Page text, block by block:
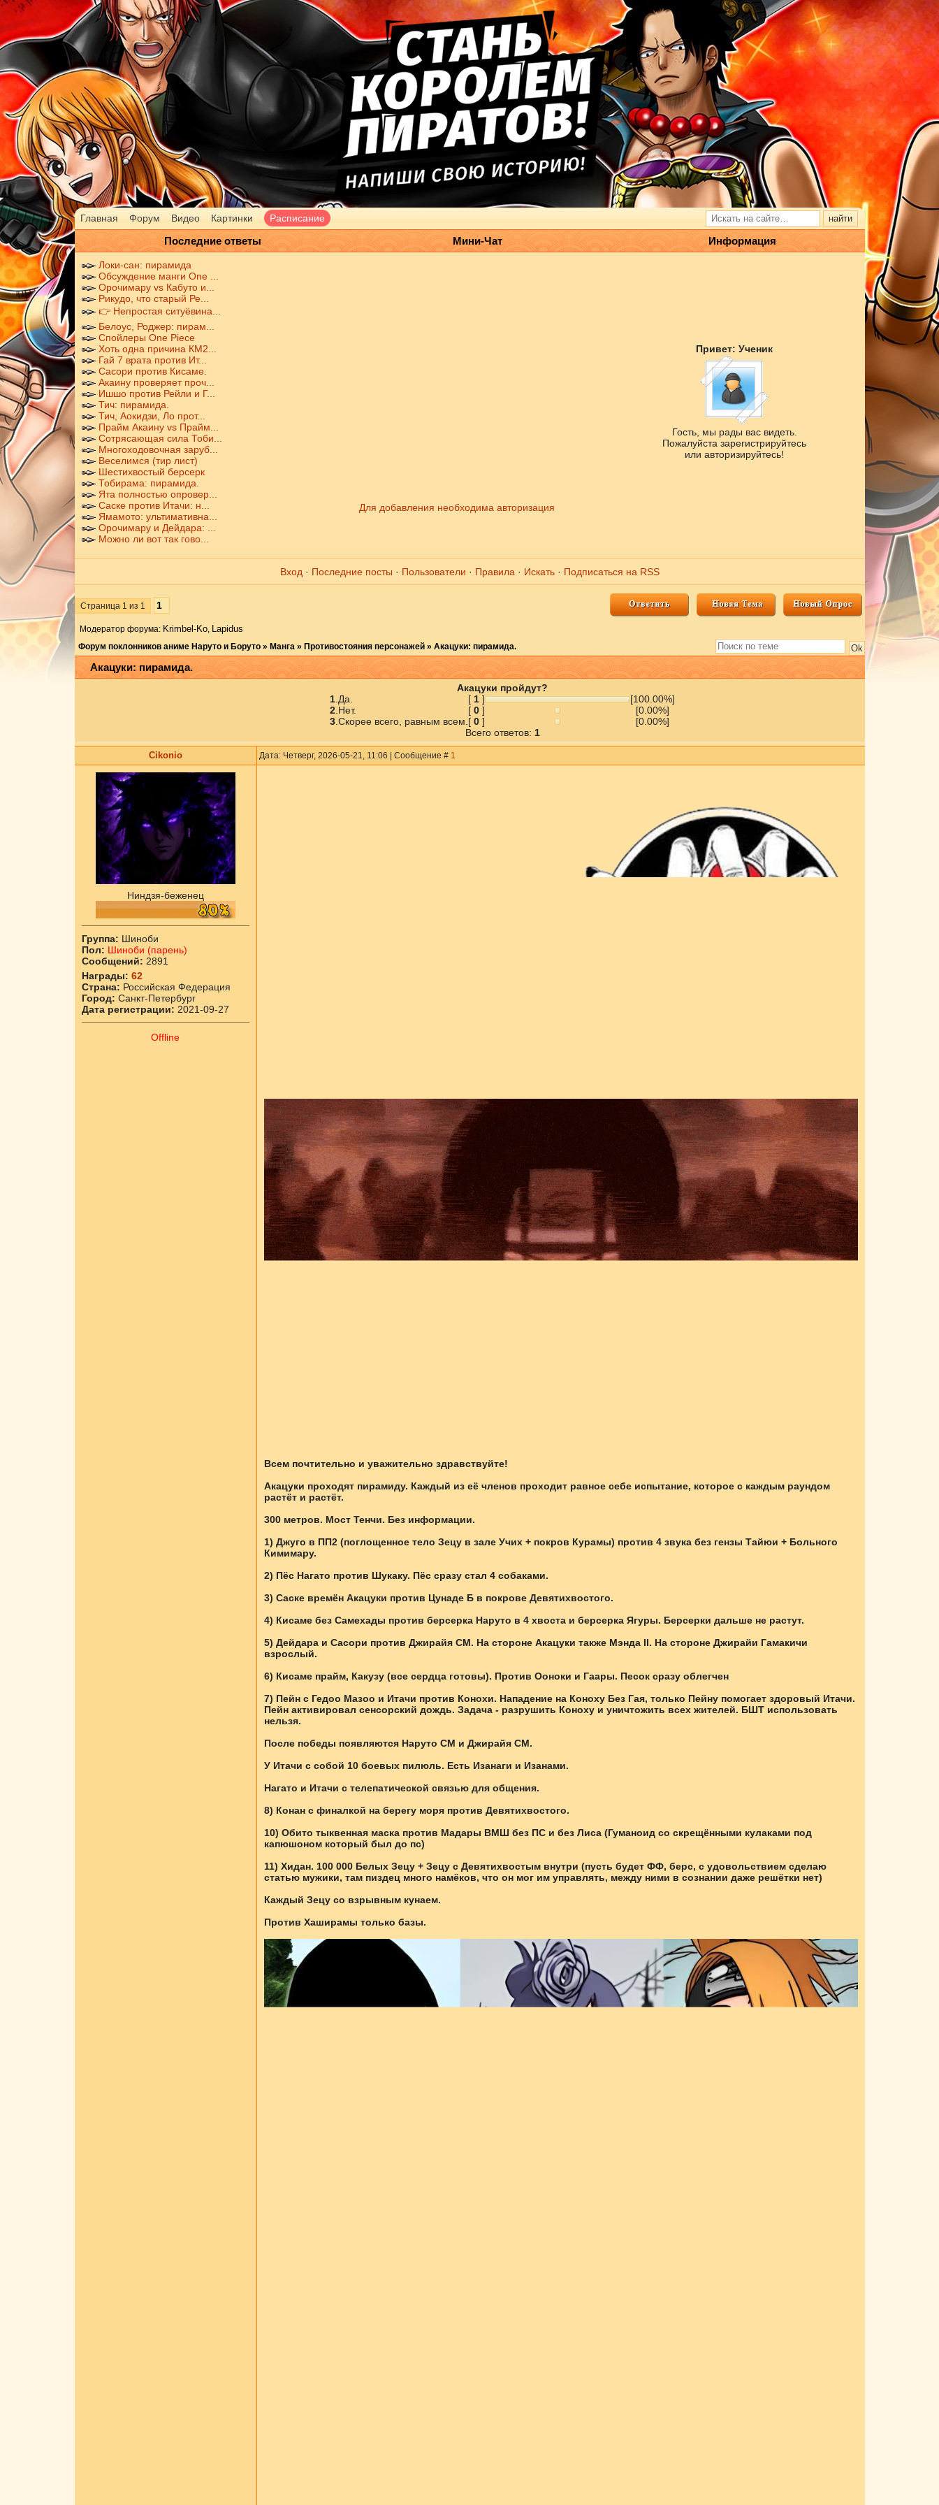
Главная Форум Видео Картинки Расписание
Последние ответы Мини-Чат Информация
Локи-сан: пирамида
Обсуждение манги One ...
Орочимару vs Кабуто и...
Рикудо, что старый Ре...
👉 Непростая ситуёвина...
Белоус, Роджер: пирам...
Спойлеры One Piece
Хоть одна причина КМ2...
Гай 7 врата против Ит...
Сасори против Кисаме.
Акаину проверяет проч...
Ишшо против Рейли и Г...
Тич: пирамида.
Тич, Аокидзи, Ло прот...
Прайм Акаину vs Прайм...
Сотрясающая сила Тоби...
Многоходовочная заруб...
Веселимся (тир лист)
Шестихвостый берсерк
Тобирама: пирамида.
Ята полностью опровер...
Саске против Итачи: н...
Ямамото: ультимативна...
Орочимару и Дейдара: ...
Можно ли вот так гово...
Для добавления необходима авторизация
Привет: Ученик
Гость, мы рады вас видеть.
Пожалуйста зарегистрируйтесь
или авторизируйтесь!
Вход · Последние посты · Пользователи · Правила · Искать· Подписаться на RSS
Страница 1 из 1 1
Модератор форума: Krimbel-Ko, Lapidus
Форум поклонников аниме Наруто и Боруто » Манга » Противостояния персонажей » Акацуки: пирамида.
Акацуки: пирамида.
Акацуки пройдут?
1 Да. [ 1 ]
[100.00%]
2 Нет. [ 0 ]
[0.00%]
3 Скорее всего, равным всем. [ 0 ]
[0.00%]
Всего ответов: 1
Cikоnio Дата: Четверг, 2026-05-21, 11:06 | Сообщение # 1
Ниндзя-беженец
Группа: Шиноби
Пол: Шиноби (парень)
Сообщений: 2891
Награды: 62
Страна: Российская Федерация
Город: Санкт-Петербург
Дата регистрации: 2021-09-27
Offline
Всем почтительно и уважительно здравствуйте!
Акацуки проходят пирамиду. Каждый из её членов проходит равное себе испытание, которое с каждым раундом
растёт и растёт.
300 метров. Мост Тенчи. Без информации.
1) Джуго в ПП2 (поглощенное тело Зецу в зале Учих + покров Курамы) против 4 звука без гензы Тайюи + Больного
Кимимару.
2) Пёс Нагато против Шукаку. Пёс сразу стал 4 собаками.
3) Саске времён Акацуки против Цунаде Б в покрове Девятихвостого.
4) Кисаме без Самехады против берсерка Наруто в 4 хвоста и берсерка Ягуры. Берсерки дальше не растут.
5) Дейдара и Сасори против Джирайя СМ. На стороне Акацуки также Мэнда II. На стороне Джирайи Гамакичи
взрослый.
6) Кисаме прайм, Какузу (все сердца готовы). Против Ооноки и Гаары. Песок сразу облегчен
7) Пейн с Гедоо Мазоо и Итачи против Конохи. Нападение на Коноху Без Гая, только Пейну помогает здоровый Итачи.
Пейн активировал сенсорский дождь. Задача - разрушить Коноху и уничтожить всех жителей. БШТ использовать
нельзя.
После победы появляются Наруто СМ и Джирайя СМ.
У Итачи с собой 10 боевых пилюль. Есть Изанаги и Изанами.
Нагато и Итачи с телепатической связью для общения.
8) Конан с финалкой на берегу моря против Девятихвостого.
10) Обито тыквенная маска против Мадары ВМШ без ПС и без Лиса (Гуманоид со скрещёнными кулаками под
капюшоном который был до пс)
11) Хидан. 100 000 Белых Зецу + Зецу с Девятихвостым внутри (пусть будет ФФ, берс, с удовольствием сделаю
статью мужики, там пиздец много намёков, что он мог им управлять, между ними в сознании даже решётки нет)
Каждый Зецу со взрывным кунаем.
Против Хаширамы только базы.